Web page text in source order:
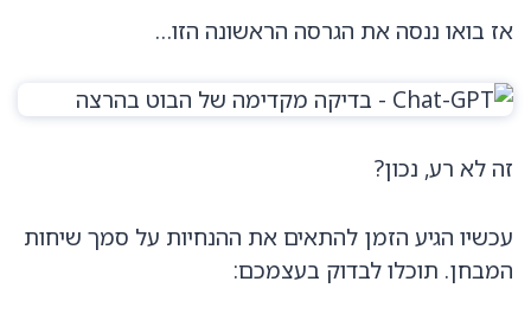
אז בואו ננסה את הגרסה הראשונה הזו…
זה לא רע, נכון?
עכשיו הגיע הזמן להתאים את ההנחיות על סמך שיחות
המבחן. תוכלו לבדוק בעצמכם: